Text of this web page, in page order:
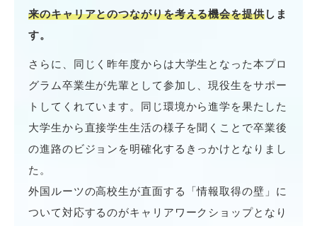
来のキャリアとのつながりを考える機会を提供しま
す。
さらに、同じく昨年度からは大学生となった本プロ
グラム卒業生が先輩として参加し、現役生をサポー
トしてくれています。同じ環境から進学を果たした
大学生から直接学生生活の様子を聞くことで卒業後
の進路のビジョンを明確化するきっかけとなりまし
た。
外国ルーツの高校生が直面する「情報取得の壁」に
ついて対応するのがキャリアワークショップとなり